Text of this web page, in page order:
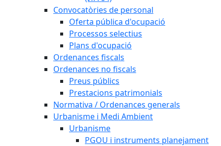
Convocatòries de personal
Oferta pública d'ocupació
Processos selectius
Plans d'ocupació
Ordenances fiscals
Ordenances no fiscals
Preus públics
Prestacions patrimonials
Normativa / Ordenances generals
Urbanisme i Medi Ambient
Urbanisme
PGOU i instruments planejament